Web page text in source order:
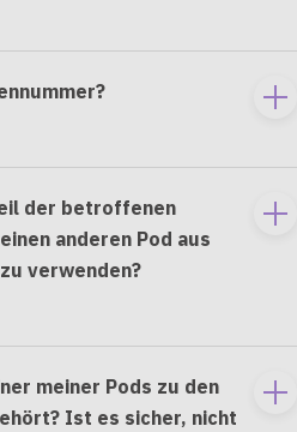
der betroffenen
anderen Pod aus
verwenden?
meiner Pods zu den
Ist es sicher, nicht